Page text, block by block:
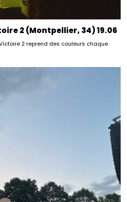
2 (Montpellier, 34) 19.06
2 reprend des couleurs chaque